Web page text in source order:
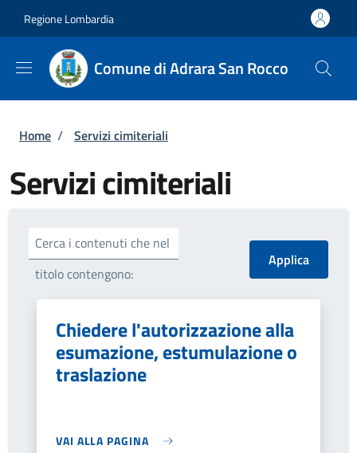
Regione Lombardia
Comune di Adrara San Rocco
Briciole di pane
Home / Servizi cimiteriali
Servizi cimiteriali
Cerca i contenuti che nel
titolo contengono:
Chiedere l'autorizzazione alla
esumazione, estumulazione o
traslazione
VAI ALLA PAGINA